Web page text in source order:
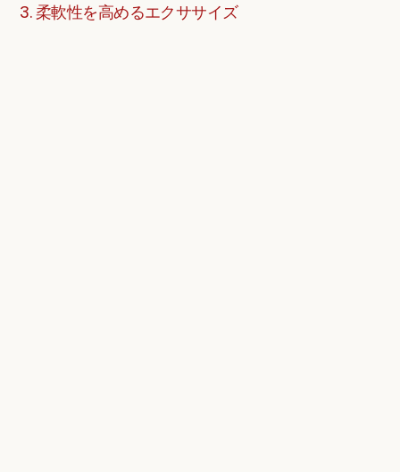
3. 柔軟性を高めるエクササイズ